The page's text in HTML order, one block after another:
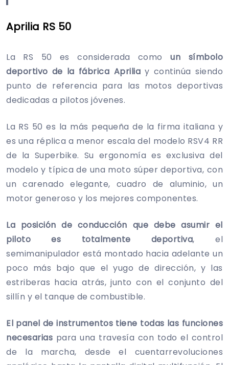
Aprilia RS 50
La RS 50 es considerada comoun símbolo
deportivo de la fábrica Aprilia y continúa siendo
punto de referencia para las motos deportivas
dedicadas a pilotos jóvenes.
La RS 50 es la más pequeña de la firma italiana y
es una réplica a menor escala del modelo RSV4 RR
de la Superbike. Su ergonomía es exclusiva del
modelo y típica de una moto súper deportiva, con
un carenado elegante, cuadro de aluminio, un
motor generoso y los mejores componentes.
La posición de conducción que debe asumir el
piloto es totalmente deportiva, el
semimanipulador está montado hacia adelante un
poco más bajo que el yugo de dirección, y las
estriberas hacia atrás, junto con el conjunto del
sillín y el tanque de combustible.
El panel de instrumentos tiene todas las funciones
necesarias para una travesía con todo el control
de la marcha, desde el cuentarrevoluciones